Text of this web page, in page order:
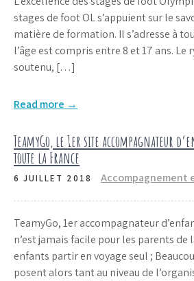
stages de foot OL s’appuient sur le
matière de formation. Il s’adresse à
l’âge est compris entre 8 et 17 ans. Le
soutenu, […]
Read more →
TeamyGo, le 1er site accompagnateur
toute la France
6 JUILLET 2018 Accompagnement
TeamyGo, 1er accompagnateur
n’est jamais facile pour les parents de
enfants partir en voyage seul ;
posent alors tant au niveau de